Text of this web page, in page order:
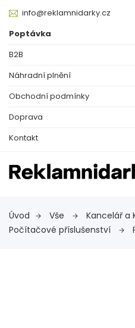
info@reklamnidarky.cz
Poptávka
B2B
Náhradní plnění
Obchodní podmínky
Doprava
Kontakt
Úvod Vše
Kancelář a
Počítačové příslušenství